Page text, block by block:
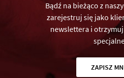
Bądź na bieżąco z
zarejestruj się jako
newslettera i
ZAPISZ